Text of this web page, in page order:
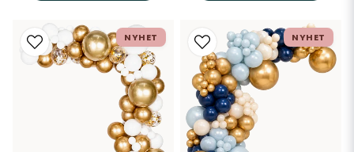
NYHET NYHET